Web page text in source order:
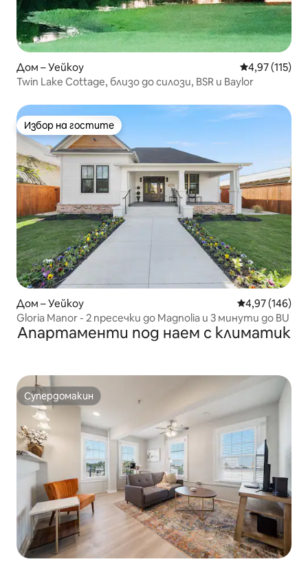
Дом – Уейкоу Средна
4,97 (115)
Twin Lake Cottage, близо до силози, BSR и Baylor
Избор на гостите
Избор на гостите
Дом – Уейкоу Средна
4,97 (146)
Gloria Manor - 2 пресечки до Magnolia и 3 минути до BU
Апартаменти под наем с климатик
Супердомакин
Супердомакин